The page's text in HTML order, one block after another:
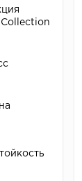
Collection